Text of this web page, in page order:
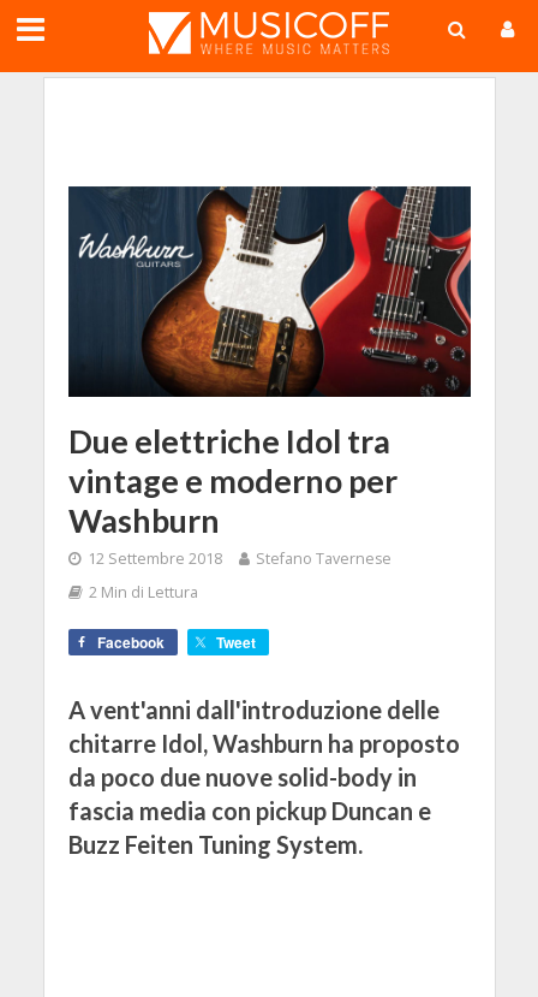
Due elettriche Idol tra
vintage e moderno per
Washburn
12 Settembre 2018
Stefano Tavernese
2 Min di Lettura
Facebook Tweet
A vent'anni dall'introduzione delle
chitarre Idol, Washburn ha proposto
da poco due nuove solid-body in
fascia media con pickup Duncan e
Buzz Feiten Tuning System.